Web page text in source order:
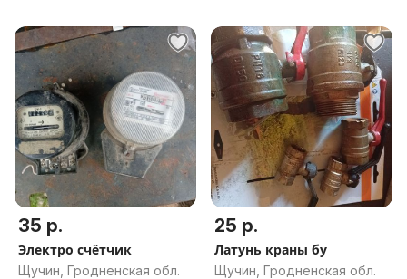
35 р.
Электро счётчик
Щучин, Гродненская обл.
25 р.
Латунь краны бу
Щучин, Гродненская обл.